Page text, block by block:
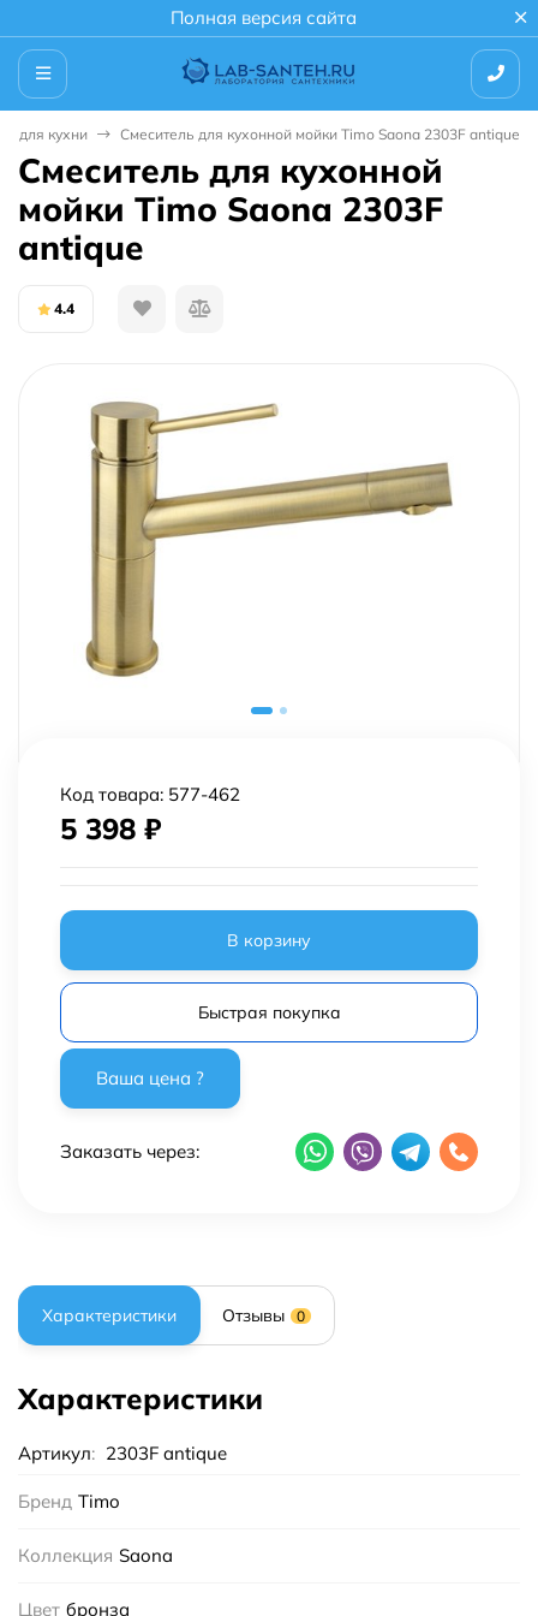
Полная версия сайта
для кухни Смеситель для кухонной мойки Timo Saona 2303F antique
Смеситель для кухонной
мойки Timo Saona 2303F
antique
4.4
Код товара: 577-462
5 398 ₽
В корзину
Быстрая покупка
Заказать через:
Характеристики Отзывы 0
Характеристики
Артикул: 2303F antique
Бренд Timo
Коллекция Saona
Цвет бронза